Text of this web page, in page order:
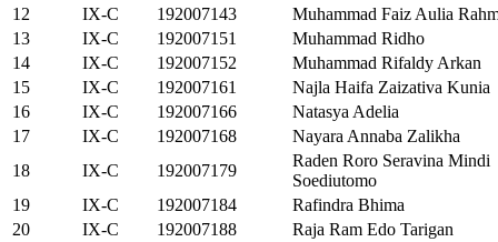
12
IX-C 192007143
Muhammad Faiz Aulia
13
IX-C 192007151
Muhammad Ridho
14
IX-C 192007152
Muhammad Rifaldy Arkan
15
IX-C 192007161
Najla Haifa Zaizativa Kunia
16
IX-C 192007166
Natasya Adelia
17
IX-C 192007168
Nayara Annaba Zalikha
18
IX-C 192007179
Raden Roro Seravina Mindi
Soediutomo
19
IX-C 192007184
Rafindra Bhima
20
IX-C 192007188
Raja Ram Edo Tarigan